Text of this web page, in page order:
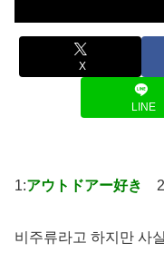
X
LINE
1:アウトドアー好き
비주류라고 하지만 사